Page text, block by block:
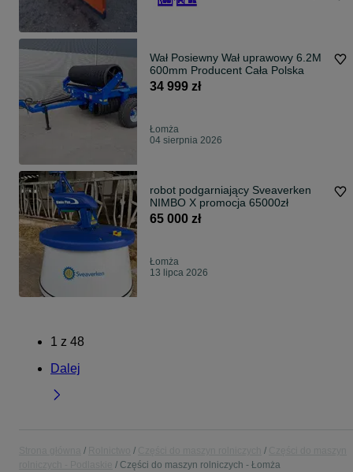
Wał Posiewny Wał uprawowy 6.2M
600mm Producent Cała Polska
34 999 zł
Łomża
04 sierpnia 2026
robot podgarniający Sveaverken
NIMBO X promocja 65000zł
65 000 zł
Łomża
13 lipca 2026
1 z 48
Dalej
Części do maszyn rolniczych - Łomża